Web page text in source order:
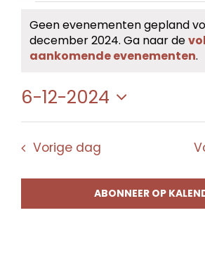
Evenementen
in
6
december
2024
Bericht
Geen evenementen gepland
december 2024. Ga naar de
aankomende evenementen.
6-12-2024
Selecteer
datum.
Vorige dag
ABONNEER OP